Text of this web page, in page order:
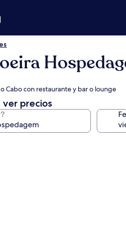
Cabo con restaurante y bar o lounge
ver precios